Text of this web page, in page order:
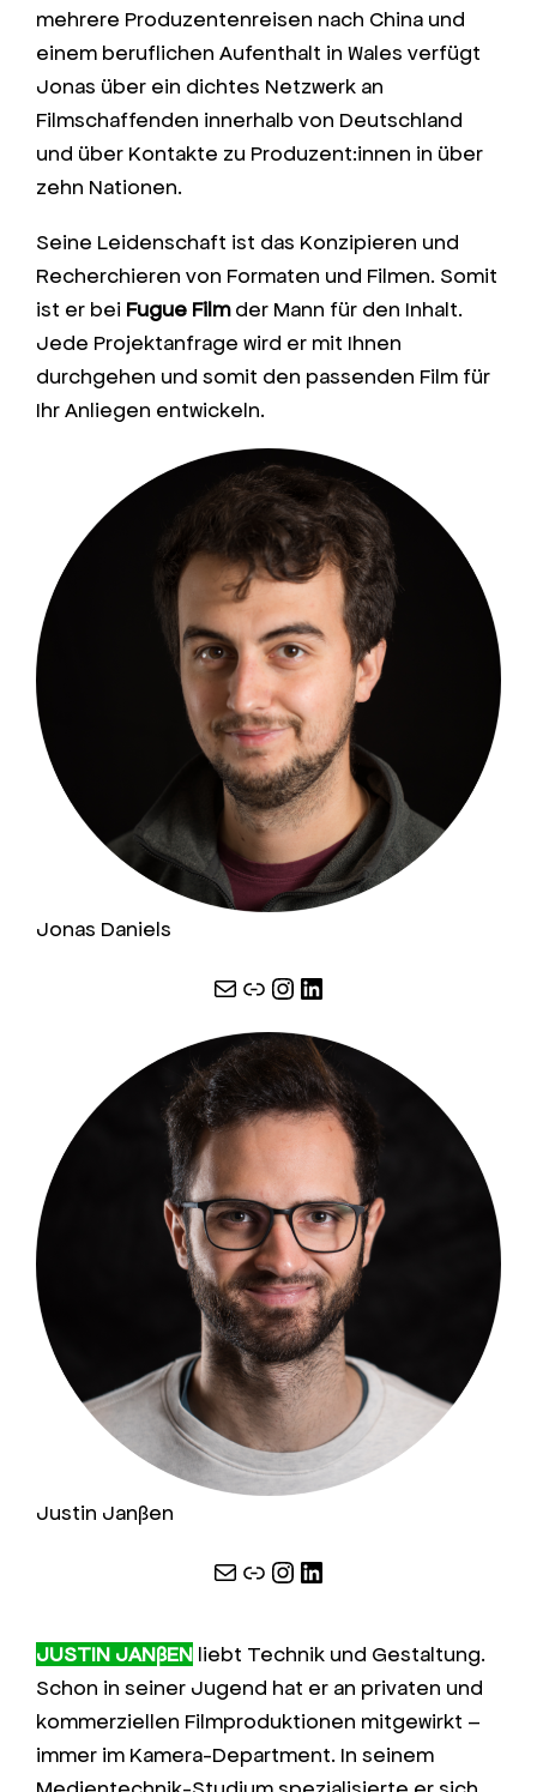
mehrere Produzentenreisen nach China und
einem beruflichen Aufenthalt in Wales verfügt
Jonas über ein dichtes Netzwerk an
Filmschaffenden innerhalb von Deutschland
und über Kontakte zu Produzent:innen in über
zehn Nationen.
Seine Leidenschaft ist das Konzipieren und
Recherchieren von Formaten und Filmen. Somit
ist er bei Fugue Filmder Mann für den Inhalt.
Jede Projektanfrage wird er mit Ihnen
durchgehen und somit den passenden Film für
Ihr Anliegen entwickeln.
Jonas Daniels
E-Mail Link Instagram LinkedIn
Justin Janßen
E-Mail Link Instagram LinkedIn
JUSTIN JANßEN liebt Technik und Gestaltung.
Schon in seiner Jugend hat er an privaten und
kommerziellen Filmproduktionen mitgewirkt –
immer im Kamera-Department. In seinem